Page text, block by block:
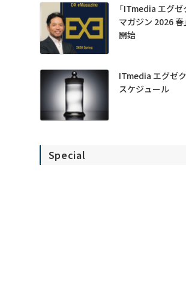
「ITmedia エグ
マガジン 2026 春
開始
ITmedia エグゼ
スケジュール
Special